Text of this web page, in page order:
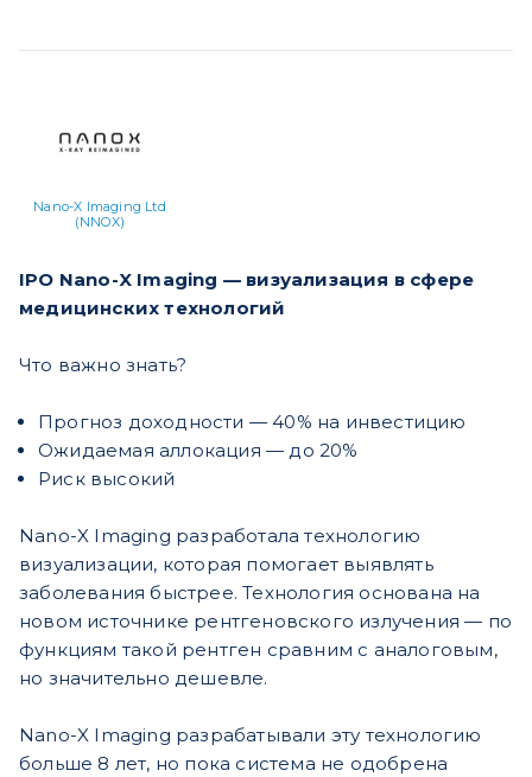
Nano-X Imaging Ltd
(NNOX)
IPO Nano-X Imaging — визуализация в сфере
медицинских технологий
Что важно знать?
Прогноз доходности — 40% на инвестицию
Ожидаемая аллокация — до 20%
Риск высокий
Nano-X Imaging разработала технологию
визуализации, которая помогает выявлять
заболевания быстрее. Технология основана на
новом источнике рентгеновского излучения — по
функциям такой рентген сравним с аналоговым,
но значительно дешевле.
Nano-X Imaging разрабатывали эту технологию
больше 8 лет, но пока система не одобрена